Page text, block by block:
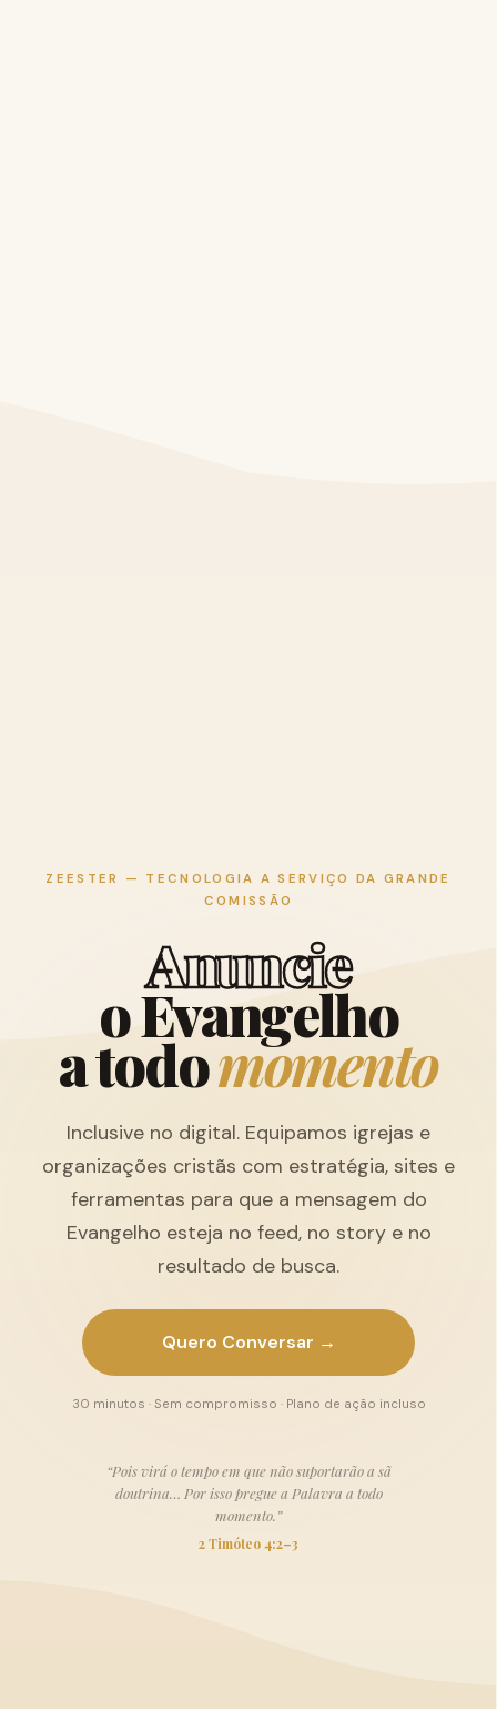
ZEESTER — TECNOLOGIA A SERVIÇO DA GRANDE
COMISSÃO
Anuncie
oEvangelho
atodomomento
Inclusive no digital. Equipamos igrejas e
organizações cristãs com estratégia, sites e
ferramentas para que a mensagem do
Evangelho esteja no feed, no story e no
resultado de busca.
Quero Conversar →
30 minutos · Sem compromisso · Plano de ação incluso
“Pois virá o tempo em que não suportarão a sã
doutrina… Por isso pregue a Palavra a todo
momento.”
2 Timóteo 4:2–3